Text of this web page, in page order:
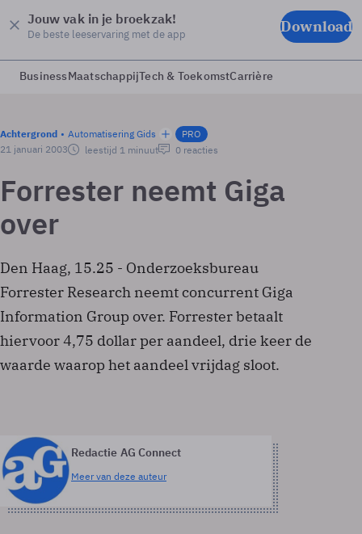
Jouw vak in je broekzak!
De beste leeservaring met de app Download
BusinessMaatschappijTech & ToekomstCarrière
Achtergrond Automatisering Gids
PRO
21 januari 2003
leestijd 1 minuut 0 reacties
Forrester neemt Giga
over
Den Haag, 15.25 - Onderzoeksbureau
Forrester Research neemt concurrent Giga
Information Group over. Forrester betaalt
hiervoor 4,75 dollar per aandeel, drie keer de
waarde waarop het aandeel vrijdag sloot.
Redactie AG Connect
Meer van deze auteur